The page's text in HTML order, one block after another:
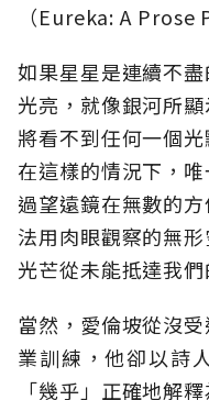
（Eureka: A Prose
如果星星是連續不
光亮，就像銀河所
將看不到任何一個
在這樣的情況下，
過望遠鏡在無數的
法用肉眼觀察的無
光芒從未能抵達我們
當然，愛倫坡從沒
業訓練，他卻以詩
「幾乎」正確地解